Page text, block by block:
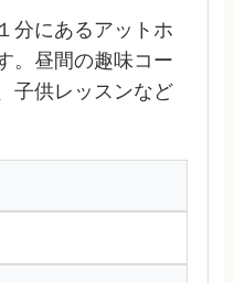
分にあるアットホ
。昼間の趣味コー
子供レッスンなど